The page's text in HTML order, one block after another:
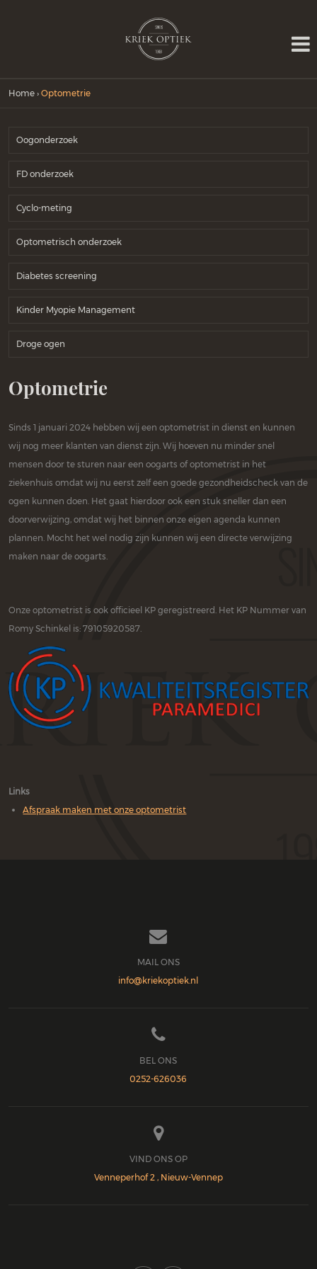
Home ›Optometrie
Oogonderzoek
FD onderzoek
Cyclo-meting
Optometrisch onderzoek
Diabetes screening
Kinder Myopie Management
Droge ogen
Optometrie
Sinds 1 januari 2024 hebben wij een optometrist in dienst en kunnen
wij nog meer klanten van dienst zijn. Wij hoeven nu minder snel
mensen door te sturen naar een oogarts of optometrist in het
ziekenhuis omdat wij nu eerst zelf een goede gezondheidscheck van de
ogen kunnen doen. Het gaat hierdoor ook een stuk sneller dan een
doorverwijzing, omdat wij het binnen onze eigen agenda kunnen
plannen. Mocht het wel nodig zijn kunnen wij een directe verwijzing
maken naar de oogarts.
Onze optometrist is ook officieel KP geregistreerd. Het KP Nummer van
Romy Schinkel is: 79105920587.
Links
Afspraak maken met onze optometrist

MAIL ONS
info@kriekoptiek.nl

BEL ONS
0252-626036

VIND ONS OP
Venneperhof 2 , Nieuw-Vennep